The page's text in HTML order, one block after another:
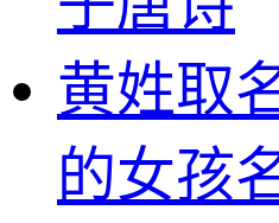
黄姓取
的女孩